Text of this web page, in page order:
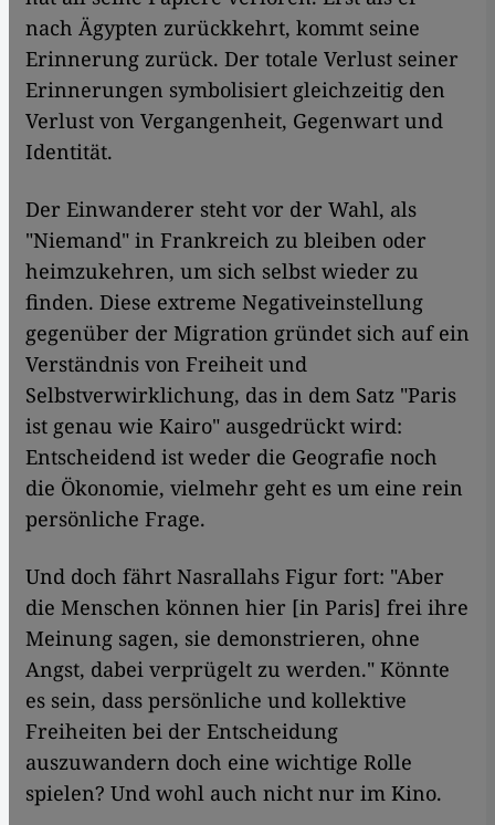
nach Ägypten zurückkehrt, kommt seine
Erinnerung zurück. Der totale Verlust seiner
Erinnerungen symbolisiert gleichzeitig den
Verlust von Vergangenheit, Gegenwart und
Identität.
Der Einwanderer steht vor der Wahl, als
"Niemand" in Frankreich zu bleiben oder
heimzukehren, um sich selbst wieder zu
finden. Diese extreme Negativeinstellung
gegenüber der Migration gründet sich auf ein
Verständnis von Freiheit und
Selbstverwirklichung, das in dem Satz "Paris
ist genau wie Kairo" ausgedrückt wird:
Entscheidend ist weder die Geografie noch
die Ökonomie, vielmehr geht es um eine rein
persönliche Frage.
Und doch fährt Nasrallahs Figur fort: "Aber
die Menschen können hier [in Paris] frei ihre
Meinung sagen, sie demonstrieren, ohne
Angst, dabei verprügelt zu werden." Könnte
es sein, dass persönliche und kollektive
Freiheiten bei der Entscheidung
auszuwandern doch eine wichtige Rolle
spielen? Und wohl auch nicht nur im Kino.